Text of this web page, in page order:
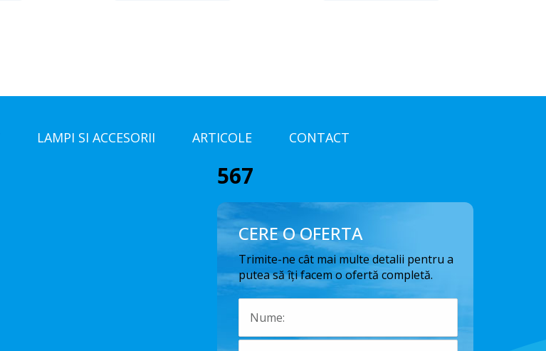
LAMPI SI ACCESORII ARTICOLE CONTACT
567
CERE O OFERTA
Trimite-ne cât mai multe detalii pentru a
putea să îți facem o ofertă completă.